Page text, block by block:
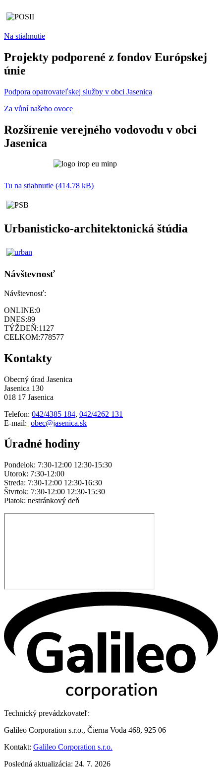
Na stiahnutie
Projekty podporené z fondov Európskej
únie
Podpora opatrovateľskej služby v obci Jasenica
Za vůní našeho ovoce
Rozšírenie verejného vodovodu v obci
Jasenica
Tu na stiahnutie (414.78 kB)
Urbanisticko-architektonická štúdia
Návštevnosť
Návštevnosť:
ONLINE:0
DNES:89
TÝŽDEŇ:1127
CELKOM:778577
Kontakty
Obecný úrad Jasenica
Jasenica 130
018 17 Jasenica
Telefon: 042/4385 184, 042/4262 131
E-mail: obec@jasenica.sk
Úradné hodiny
Pondelok: 7:30-12:00 12:30-15:30
Utorok: 7:30-12:00
Streda: 7:30-12:00 12:30-16:30
Štvrtok: 7:30-12:00 12:30-15:30
Piatok: nestránkový deň
Technický prevádzkovateľ:
Galileo Corporation s.r.o., Čierna Voda 468, 925 06
Kontakt: Galileo Corporation s.r.o.
Posledná aktualizácia: 24. 7. 2026